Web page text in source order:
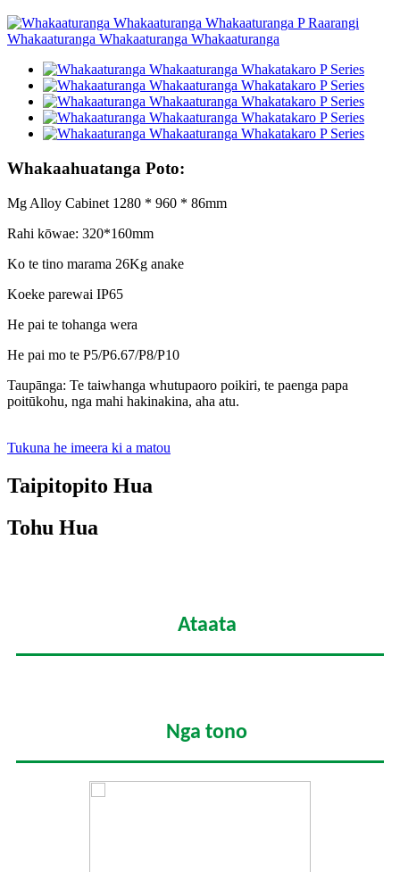
Whakaahuatanga Poto:
Mg Alloy Cabinet 1280 * 960 * 86mm
Rahi kōwae: 320*160mm
Ko te tino marama 26Kg anake
Koeke parewai IP65
He pai te tohanga wera
He pai mo te P5/P6.67/P8/P10
Taupānga: Te taiwhanga whutupaoro poikiri, te paenga papa
poitūkohu, nga mahi hakinakina, aha atu.
Tukuna he imeera ki a matou
Taipitopito Hua
Tohu Hua
Ataata
Nga tono